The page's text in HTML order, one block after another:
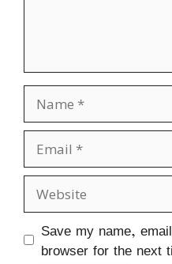
Name
Email
Website
Save my name,
browser for the next